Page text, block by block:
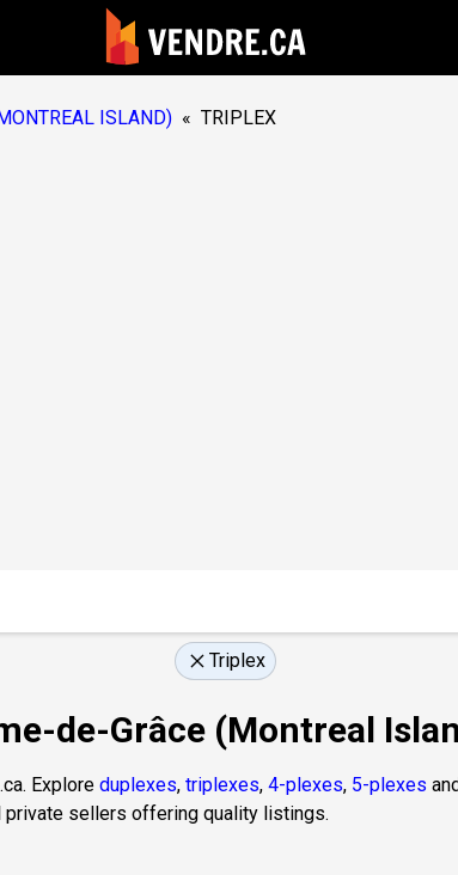
ISLAND) « TRIPLEX
Triplex
de-Grâce (Montreal
Explore duplexes, triplexes, 4-plexes, 5-plexes
private sellers offering quality listings.